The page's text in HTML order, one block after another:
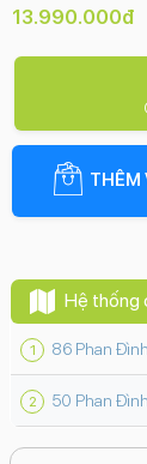
13.990.000đ
THÊM
Hệ thống
86 Phan
50 Phan